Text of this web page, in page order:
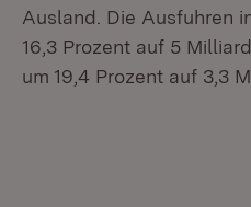
Ausland. Die Ausfuhren
16,3 Prozent auf 5
um 19,4 Prozent auf 3,3